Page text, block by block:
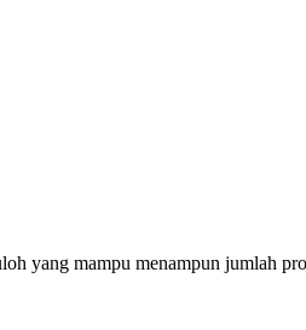
yang mampu menampun jumlah